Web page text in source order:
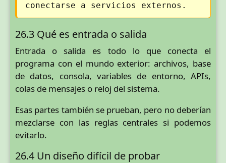
conectarse a servicios externos.
26.3 Qué es entrada o salida
Entrada o salida es todo lo que conecta el
programa con el mundo exterior: archivos, base
de datos, consola, variables de entorno, APIs,
colas de mensajes o reloj del sistema.
Esas partes también se prueban, pero no deberían
mezclarse con las reglas centrales si podemos
evitarlo.
26.4 Un diseño difícil de probar